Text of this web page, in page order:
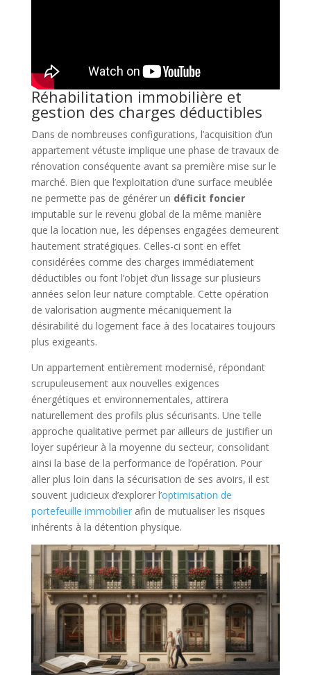
Réhabilitation immobilière et
gestion des charges déductibles
Dans de nombreuses configurations, l’acquisition d’un
appartement vétuste implique une phase de travaux de
rénovation conséquente avant sa première mise sur le
marché. Bien que l’exploitation d’une surface meublée
ne permette pas de générer un déficit foncier
imputable sur le revenu global de la même manière
que la location nue, les dépenses engagées demeurent
hautement stratégiques. Celles-ci sont en effet
considérées comme des charges immédiatement
déductibles ou font l’objet d’un lissage sur plusieurs
années selon leur nature comptable. Cette opération
de valorisation augmente mécaniquement la
désirabilité du logement face à des locataires toujours
plus exigeants.
Un appartement entièrement modernisé, répondant
scrupuleusement aux nouvelles exigences
énergétiques et environnementales, attirera
naturellement des profils plus sécurisants. Une telle
approche qualitative permet par ailleurs de justifier un
loyer supérieur à la moyenne du secteur, consolidant
ainsi la base de la performance de l’opération. Pour
aller plus loin dans la sécurisation de ses avoirs, il est
souvent judicieux d’explorer l’optimisation de
portefeuille immobilierafin de mutualiser les risques
inhérents à la détention physique.